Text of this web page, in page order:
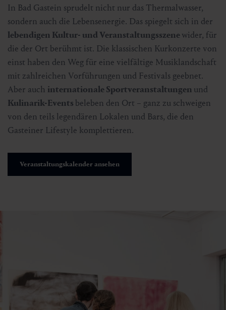
In Bad Gastein sprudelt nicht nur das Thermalwasser,
sondern auch die Lebensenergie. Das spiegelt sich in der
lebendigen Kultur- und Veranstaltungsszenewider, für
die der Ort berühmt ist. Die klassischen Kurkonzerte von
einst haben den Weg für eine vielfältige Musiklandschaft
mit zahlreichen Vorführungen und Festivals geebnet.
Aber auch internationale Sportveranstaltungen und
Kulinarik-Events beleben den Ort – ganz zu schweigen
von den teils legendären Lokalen und Bars, die den
Gasteiner Lifestyle komplettieren.
Veranstaltungskalender ansehen